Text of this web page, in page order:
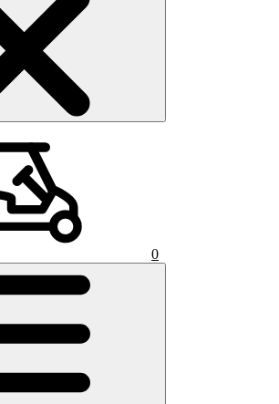
ート 0)
0